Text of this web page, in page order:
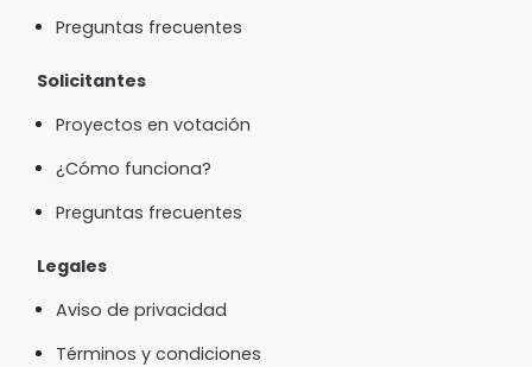
Preguntas frecuentes
Solicitantes
Proyectos en votación
¿Cómo funciona?
Preguntas frecuentes
Legales
Aviso de privacidad
Términos y condiciones